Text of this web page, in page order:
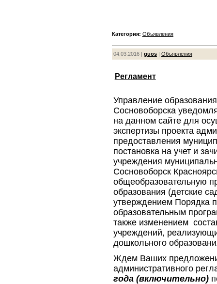
Категория: Объявления
04.03.2016 | guos| Объявления
Регламент
Управление
Сосновоборска
на данном сайте для
экспертизы проекта
предоставления
постановка на учет и
учреждения
Сосновоборск
общеобразовательную
образования (детские
утверждением Порядка
образовательным
также изменением
учреждений,
дошкольного
Ждем Ваших
административного
года (включительно)